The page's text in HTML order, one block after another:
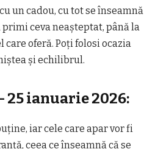
un cadou, cu tot se înseamnă
primi ceva neașteptat, până la
oferă. Poți folosi ocazia
și echilibrul.
25 ianuarie 2026:
iar cele care apar vor fi
ceea ce înseamnă că se